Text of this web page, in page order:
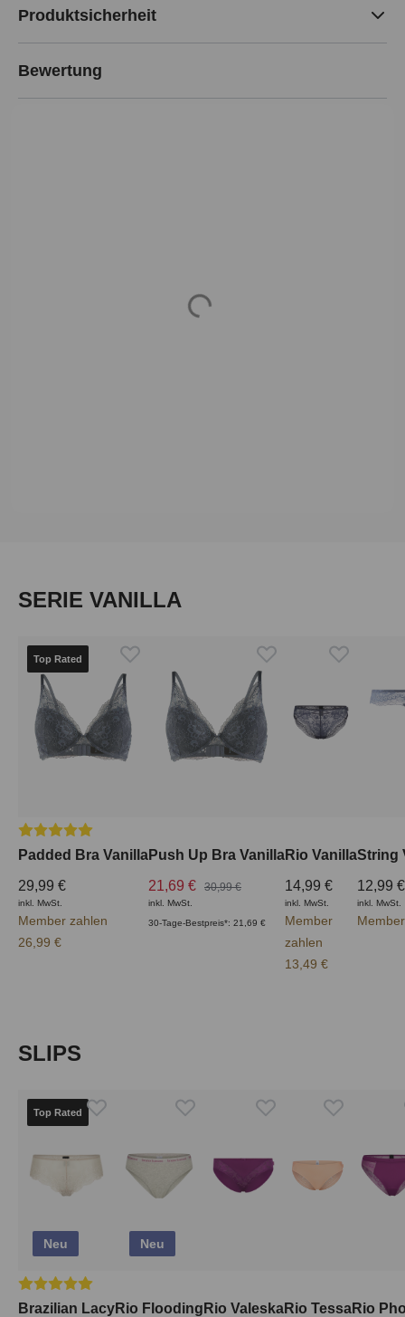
Produktsicherheit
Bewertung
Loading...
Produktgalerie überspringen
SERIE VANILLA
Top Rated
Durchschnittliche Bewertung von 5 von 5 Sternen
Padded Bra Vanilla
29,99 €
inkl. MwSt.
Member zahlen
26,99 €
Push Up Bra Vanilla
21,69 €
30,99 €
inkl. MwSt.
30-Tage-Bestpreis*: 21,69 €
Rio Vanilla
14,99 €
inkl. MwSt.
Member
zahlen
13,49 €
String
12,99 €
inkl. MwSt.
Produktgalerie überspringen
SLIPS
Top Rated
Neu
Durchschnittliche Bewertung von 5 von 5 Sternen
Brazilian Lacy
Neu
Rio Flooding Rio ValeskaRio TessaRio